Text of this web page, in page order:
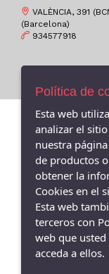
42
43
45
45-
45M
46
47
47M
48M
5-7
PLUMAFLEX
CALLAGHAN
VEXED
TIZIANA
ZEN AIR
WALK EASY
MUNICH
TAMARIS
PANOTS
SALVI
VALÈNCIA, 391
(Barcelona)
934577918
Política de
Esta web
analizar el
nuestra
de productos
obtener la
Cookies en el
Esta web
terceros con
web que
acceda a ellos.